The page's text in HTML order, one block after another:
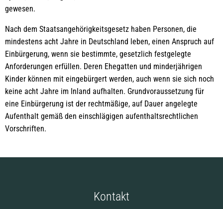
gewesen.
Nach dem Staatsangehörigkeitsgesetz haben Personen, die
mindestens acht Jahre in Deutschland leben, einen Anspruch auf
Einbürgerung, wenn sie bestimmte, gesetzlich festgelegte
Anforderungen erfüllen. Deren Ehegatten und minderjährigen
Kinder können mit eingebürgert werden, auch wenn sie sich noch
keine acht Jahre im Inland aufhalten. Grundvoraussetzung für
eine Einbürgerung ist der rechtmäßige, auf Dauer angelegte
Aufenthalt gemäß den einschlägigen aufenthaltsrechtlichen
Vorschriften.
Kontakt